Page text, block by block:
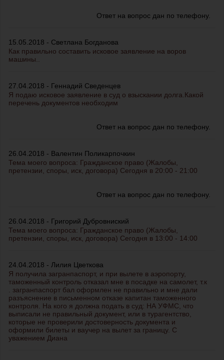
Ответ на вопрос дан по телефону.
15.05.2018 - Светлана Богданова
Как правильно составить исковое заявление на воров
машины..
27.04.2018 - Геннадий Сведенцев
Я подаю исковое заявление в суд о взыскании долга.Какой
перечень документов необходим
Ответ на вопрос дан по телефону.
26.04.2018 - Валентин Поликарпочкин
Тема моего вопроса: Гражданское право (Жалобы,
претензии, споры, иск, договора) Сегодня в 20:00 - 21:00
Ответ на вопрос дан по телефону.
26.04.2018 - Григорий Дубровниский
Тема моего вопроса: Гражданское право (Жалобы,
претензии, споры, иск, договора) Сегодня в 13:00 - 14:00
24.04.2018 - Лилия Цветкова
Я получила загранпаспорт, и при вылете в аэропорту,
таможенный контроль отказал мне в посадке на самолет, т.к
. загранпаспорт бал оформлен не правильно и мне дали
разъяснение в письменном отказе капитан таможенного
контроля. На кого я должна подать в суд: НА УФМС, что
выписали не правильный документ, или в турагентство,
которые не проверили достоверность документа и
оформили билеты и ваучер на вылет за границу. С
уважением Диана